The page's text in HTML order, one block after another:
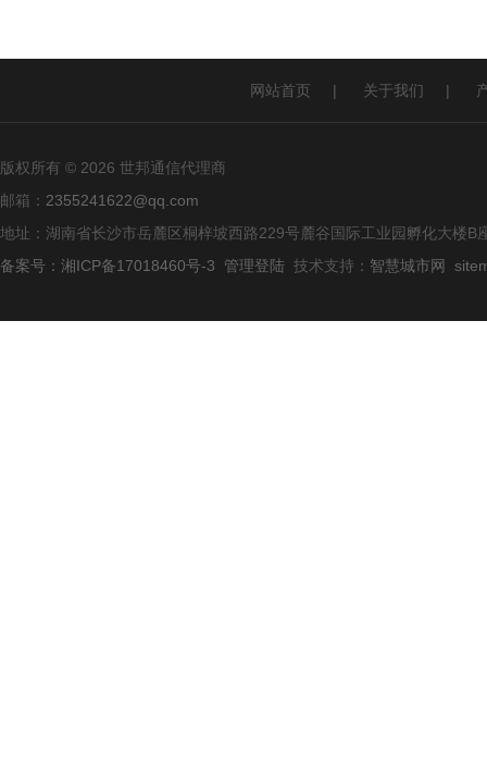
网站首页 | 关于我们 |
版权所有 © 2026 世邦通信代理商
邮箱： 2355241622@qq.com
地址：湖南省长沙市岳麓区桐梓坡西路229号麓谷国际工业园孵化大楼B
备案号：湘ICP备17018460号-3
管理登陆 技术支持： 智慧城市网